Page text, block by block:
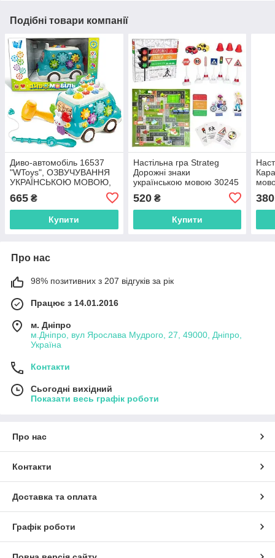
Подібні товари компанії
Диво-автомобіль 16537
"WToys", ОЗВУЧУВАННЯ
УКРАЇНСЬКОЮ МОВОЮ,
підсвічування, пісні, казки,
спінер, шестерні,
ксилофон, ноти, гра
665 ₴
Купити
Настільна гра Strateg
Дорожні знаки
українською мовою 30245
520₴
Купити
380
Про нас
98% позитивних з 207 відгуків за рік
Працює з 14.01.2016
м. Дніпро
м.Дніпро, вул Ярослава Мудрого, 27, 49000, Дніпро,
Україна
Контакти
Сьогодні вихідний
Показати весь графік роботи
Про нас
Контакти
Доставка та оплата
Графік роботи